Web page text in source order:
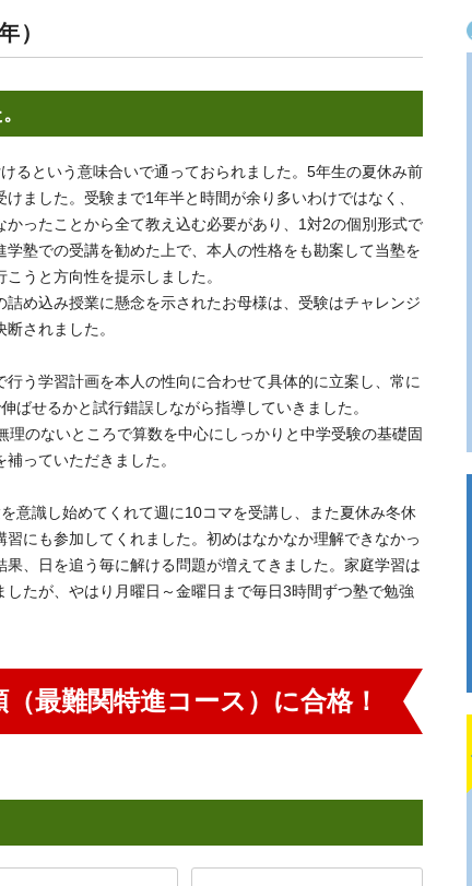
）
るという意味合いで通っておられました。5年生の夏休み前
ました。受験まで1年半と時間が余り多いわけではなく、
ったことから全て教え込む必要があり、1対2の個別形式で
塾での受講を勧めた上で、本人の性格をも勘案して当塾を
うと方向性を提示しました。
め込み授業に懸念を示されたお母様は、受験はチャレンジ
されました。
う学習計画を本人の性向に合わせて具体的に立案し、常に
ばせるかと試行錯誤しながら指導していきました。
のないところで算数を中心にしっかりと中学受験の基礎固
っていただきました。
意識し始めてくれて週に10コマを受講し、また夏休み冬休
にも参加してくれました。初めはなかなか理解できなかっ
、日を追う毎に解ける問題が増えてきました。家庭学習は
たが、やはり月曜日～金曜日まで毎日3時間ずつ塾で勉強
最難関特進コース）に合格！